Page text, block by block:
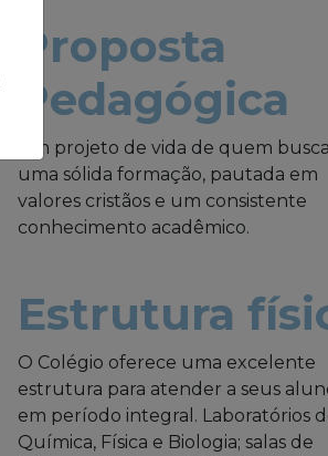
Proposta
Pedagógica
Um projeto de vida de quem busca
uma sólida formação, pautada em
valores cristãos e um consistente
conhecimento acadêmico.
Estrutura
O Colégio oferece uma excelente
estrutura para atender a seus
em período integral. Laboratórios
Química, Física e Biologia; salas de